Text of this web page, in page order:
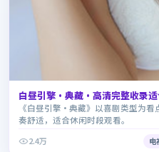
白昼引擎·典藏·高清完整收录适
《白昼引擎·典藏》以喜剧类型为
奏舒适，适合休闲时段观看。
2.4万
电